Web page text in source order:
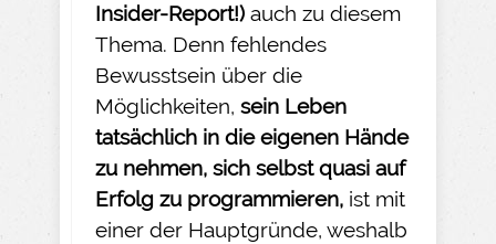
Insider-Report!) auch zu diesem
Thema. Denn fehlendes
Bewusstsein über die
Möglichkeiten, sein Leben
tatsächlich in die eigenen Hände
zu nehmen, sich selbst quasi auf
Erfolg zu programmieren, ist mit
einer der Hauptgründe, weshalb